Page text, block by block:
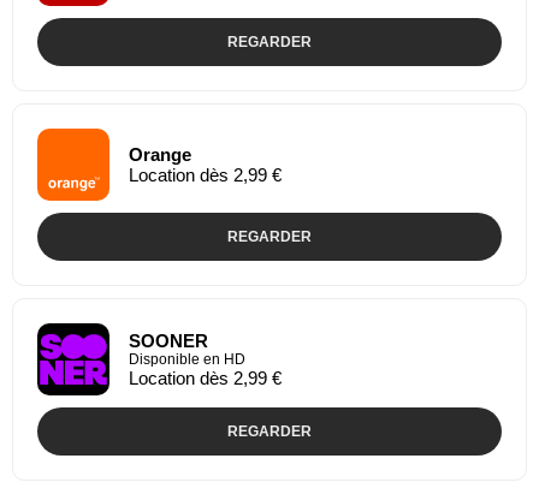
REGARDER
Orange
Location dès 2,99 €
REGARDER
SOONER
Disponible en HD
Location dès 2,99 €
REGARDER